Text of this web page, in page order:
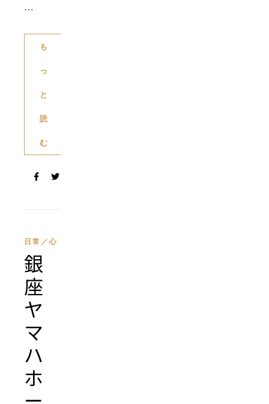
…
も
っ
と
読
む
日常／心
銀
座
ヤ
マ
ハ
ホ